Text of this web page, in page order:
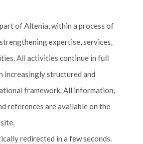
of Altenia, within a process of
expertise, services,
All activities continue in full
increasingly structured and
framework. All information,
references are available on the
redirected in a few seconds.